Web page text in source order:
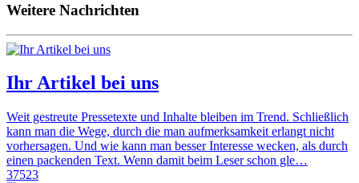
Weitere Nachrichten
Ihr Artikel bei uns
Weit gestreute Pressetexte und Inhalte bleiben im Trend. Schließlich
kann man die Wege, durch die man aufmerksamkeit erlangt nicht
vorhersagen. Und wie kann man besser Interesse wecken, als durch
einen packenden Text. Wenn damit beim Leser schon gle…
37523